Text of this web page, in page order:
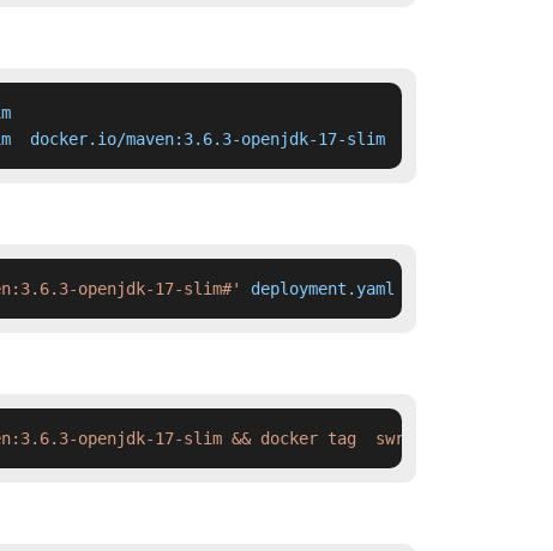
docker.io/maven:3.6.3-openjdk-17-slim
openjdk-17-slim#' deployment.yaml
openjdk-17-slim && docker tag  swr.cn-north-